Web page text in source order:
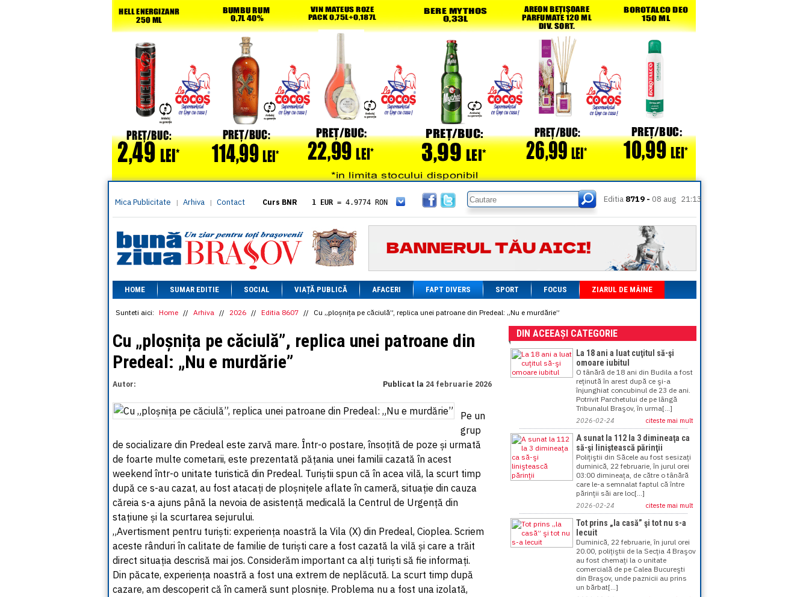
Mica Publicitate | Arhiva | Contact Curs BNR 1 EUR = 4.9774 RON
= 5.8304 RON
1 XAU= 464.4611 RON
1 AED= 1.1933 RON
1 AUD= 2.7957 RON
1 BGN= 2.5449 RON
1 CAD= 3.1559 RON
1 CHF= 5.2813 RON
1 CNY= 0.6015 RON
1 DKK
= 0.6668 RON
1 EGP= 0.0860 RON
= 0.3047 RON
1 MXN= 0.2227 RON
1 NOK= 0.4191 RON
1 PLN= 1.1646 RON
1 RSD
= 0.0425 RON
1 RUB= 0.0530 RON
1 SEK= 0.4526 RON
1 TRY= 0.1141 RON
1 XDR= 5.9383 RON
Editia 8719 - 08 aug 21:13
HOME SUMAR EDITIE SOCIAL VIAȚĂ PUBLICĂ AFACERI FAPT DIVERS SPORT FOCUS ZIARUL DE MÂINE
Sunteti aici: Home // Arhiva // 2026 // Editia 8607 // Cu „ploșnița pe căciulă”, replica unei patroane din Predeal: „Nu e murdărie”
Cu „ploșnița pe căciulă”, replica unei patroane din
Predeal: „Nu e murdărie”
Autor: Publicat la 24 februarie 2026
Pe un
grup
de socializare din Predeal este zarvă mare. Într-o postare, însoțită de poze și urmată
de foarte multe cometarii, este prezentată pățania unei familii cazată în acest
weekend într-o unitate turistică din Predeal. Turiștii spun că în acea vilă, la scurt timp
după ce s-au cazat, au fost atacați de ploșnițele aflate în cameră, situație din cauza
căreia s-a ajuns până la nevoia de asistență medicală la Centrul de Urgență din
stațiune și la scurtarea sejurului.
„Avertisment pentru turiști: experiența noastră la Vila (X) din Predeal, Cioplea. Scriem
aceste rânduri în calitate de familie de turiști care a fost cazată la vilă și care a trăit
direct situația descrisă mai jos. Considerăm important ca alți turiști să fie informați.
Din păcate, experiența noastră a fost una extrem de neplăcută. La scurt timp după
cazare, am descoperit că în cameră sunt plosnițe. Problema nu a fost una izolată,
DIN ACEEAȘI CATEGORIE
La 18 ani a luat cuţitul să-şi
omoare iubitul
O tânără de 18 ani din Budila a fost
reţinută în arest după ce şi-a
înjunghiat concubinul de 23 de ani.
Potrivit Parchetului de pe lângă
Tribunalul Braşov, în urma[...]
2026-02-24 citeste mai mult
A sunat la 112 la 3 dimineaţa ca
să-şi liniştească părinţii
Poliţiştii din Săcele au fost sesizaţi
duminică, 22 februarie, în jurul orei
03:00 dimineaţa, de către o tânără
care le-a semnalat faptul că între
părinţii săi are loc[...]
2026-02-24 citeste mai mult
Tot prins „la casă” şi tot nu s-a
lecuit
Duminică, 22 februarie, în jurul orei
20.00, poliţiştii de la Secţia 4 Braşov
au fost chemaţi la o unitate
comercială de pe Calea Bucureşti
din Braşov, unde paznicii au prins
un bărbat[...]